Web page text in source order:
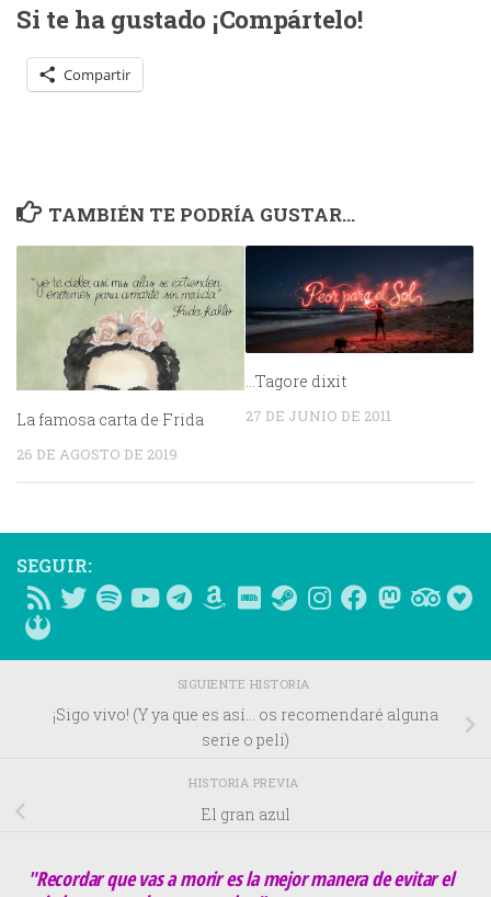
Si te ha gustado ¡Compártelo!
Compartir
TAMBIÉN TE PODRÍA GUSTAR...
La famosa carta de Frida
26 DE AGOSTO DE 2019
…Tagore dixit
27 DE JUNIO DE 2011
SEGUIR:
SIGUIENTE HISTORIA
¡Sigo vivo! (Y ya que es así… os recomendaré alguna
serie o peli)
HISTORIA PREVIA
El gran azul
"Recordar que vas a morir es la mejor manera de evitar el